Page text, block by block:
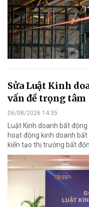
Sửa Luật Kinh
vấn đề trọng tâm
06/08/2026 14:35
Luật Kinh doanh bất
hoạt động kinh doanh
kiến tạo thị trường bất